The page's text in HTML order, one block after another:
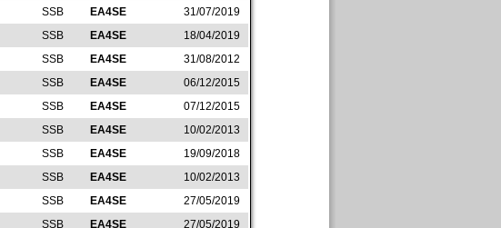
SSB EA4SE
31/07/2019
SSB EA4SE
18/04/2019
SSB EA4SE
31/08/2012
SSB EA4SE
06/12/2015
SSB EA4SE
07/12/2015
SSB EA4SE
10/02/2013
SSB EA4SE
19/09/2018
SSB EA4SE
10/02/2013
SSB EA4SE
27/05/2019
SSB EA4SE 27/05/2019